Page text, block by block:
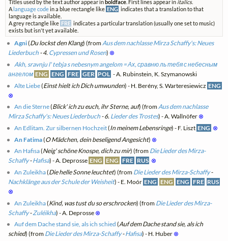
Titles used by the text author appear inboldface . First lines appear in italics.
A language codein a blue rectangle like ENG indicates that a translation to that
language is available.
A grey rectangle like FRE indicates a particular translation (usually one set to music)
exists but isn't yet available.
Agni(Du lockst den Klang) (fromAus dem nachlasse Mirza Schaffy's: Neues
Liederbuch - 4. Cypressen und Rosen) ⊗
Akh, sravnju l' tebja s nebesnym angelom = Ах, сравню ль тебя с небесным
ангелом ENG ENG FRE GER POL - A. Rubinstein, K. Szymanowski
Alte Liebe(Einst hielt ich Dich umwunden) - H. Berény, S. Warteresiewicz ENG
⊗
An die Sterne(Blick' ich zu euch, ihr Sterne, auf) (fromAus dem nachlasse
Mirza Schaffy's: Neues Liederbuch - 6. Lieder des Trostes) - A. Wallnöfer ⊗
An Edlitam. Zur silbernen Hochzeit(In meinem Lebensringe) - F. Liszt ENG ⊗
An Fatima(O Mädchen, dein beseligend Angesicht) ⊗
An Hafisa(Neig' schöne Knospe, dich zu mir) (from Die Lieder des Mirza-
Schaffy-Hafisa) - A. Deprosse ENG ENG FRE RUS ⊗
An Zuleikha(Die helle Sonne leuchtet) (from Die Lieder des Mirza-Schaffy-
Nachklänge aus der Schule der Weisheit) - E. Moór ENG ENG ENG FRE RUS
⊗
An Zuleikha(Kind, was tust du so erschrocken) (from Die Lieder des Mirza-
Schaffy-Zuléikha) - A. Deprosse ⊗
Auf dem Dache stand sie, als ich schied (Auf dem Dache stand sie, als ich
schied) (from Die Lieder des Mirza-Schaffy-Hafisa) - H. Huber ⊗